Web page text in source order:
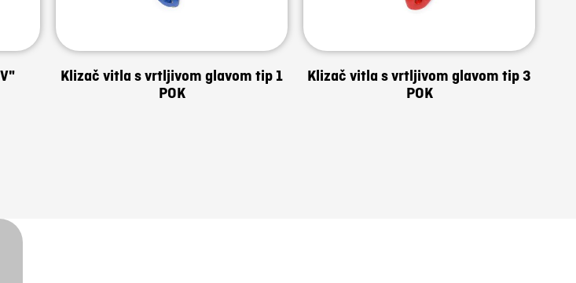
Klizač vitla s vrtljivom glavom tip 1
POK
Klizač vitla s vrtljivom glavom tip 3
POK